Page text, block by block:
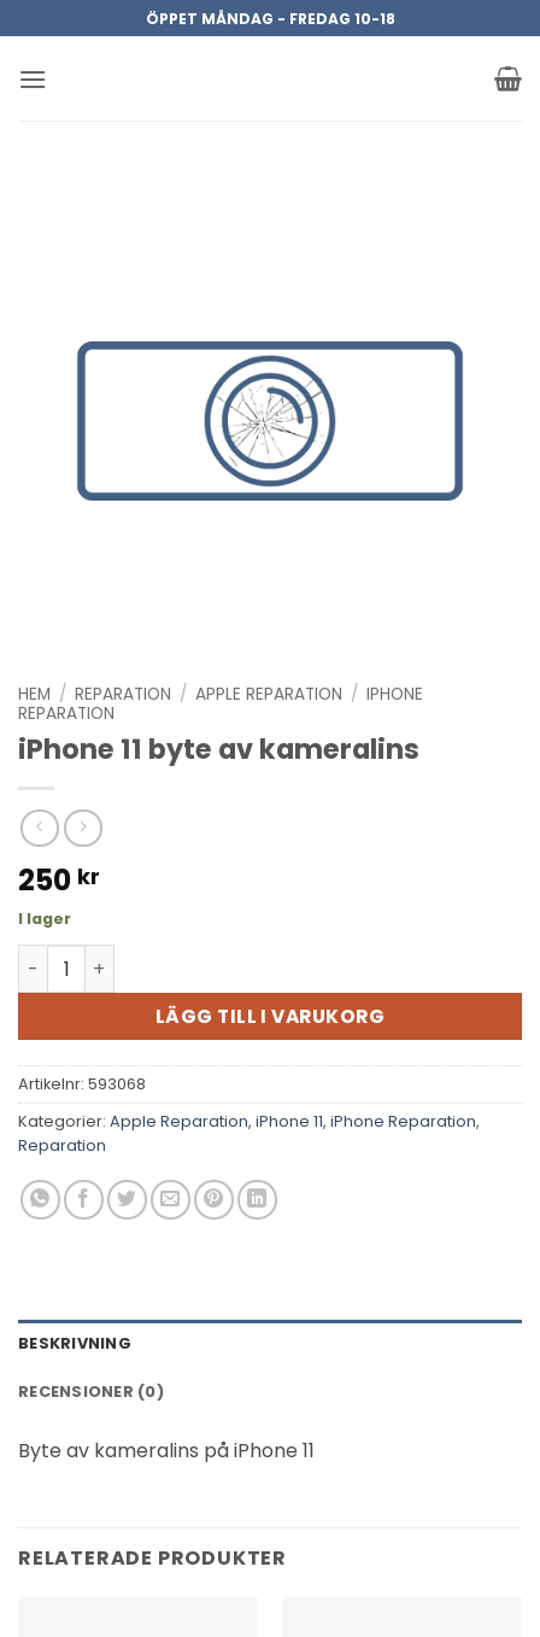
to
content
ÖPPET MÅNDAG - FREDAG 10-18
HEM / REPARATION / APPLE REPARATION / IPHONE
REPARATION
iPhone 11 byte av kameralins
250 kr
I lager
iPhone 11 byte av kameralins mängd
LÄGG TILL I VARUKORG
Artikelnr: 593068
Kategorier: Apple Reparation, iPhone 11, iPhone Reparation,
Reparation
BESKRIVNING
RECENSIONER (0)
Byte av kameralins på iPhone 11
RELATERADE PRODUKTER